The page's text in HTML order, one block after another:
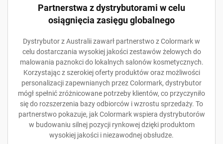
Partnerstwa z dystrybutorami w celu
osiągnięcia zasięgu globalnego
Dystrybutor z Australii zawarł partnerstwo z Colormark w
celu dostarczania wysokiej jakości zestawów żelowych do
malowania paznokci do lokalnych salonów kosmetycznych.
Korzystając z szerokiej oferty produktów oraz możliwości
personalizacji zapewnianych przez Colormark, dystrybutor
mógł spełnić zróżnicowane potrzeby klientów, co przyczyniło
się do rozszerzenia bazy odbiorców i wzrostu sprzedaży. To
partnerstwo pokazuje, jak Colormark wspiera dystrybutorów
w budowaniu silnej pozycji rynkowej dzięki produktom
wysokiej jakości i niezawodnej obsłudze.